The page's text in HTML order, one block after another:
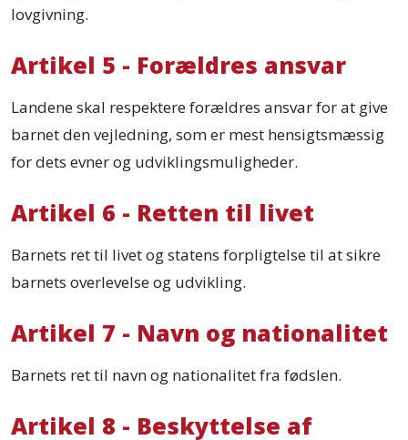
lovgivning.
Artikel 5 - Forældres ansvar
Landene skal respektere forældres ansvar for at give
barnet den vejledning, som er mest hensigtsmæssig
for dets evner og udviklingsmuligheder.
Artikel 6 - Retten til livet
Barnets ret til livet og statens forpligtelse til at sikre
barnets overlevelse og udvikling.
Artikel 7 - Navn og nationalitet
Barnets ret til navn og nationalitet fra fødslen.
Artikel 8 - Beskyttelse af